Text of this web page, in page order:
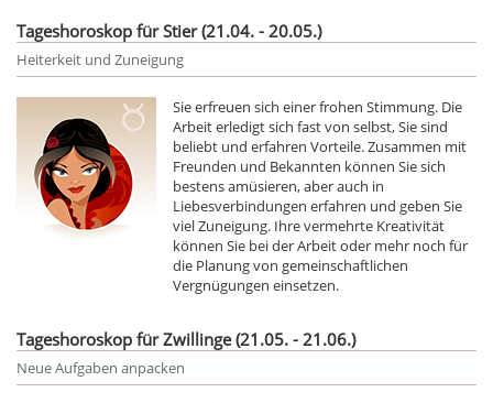
Tageshoroskop für Stier (21.04. - 20.05.)
Heiterkeit und Zuneigung
Sie erfreuen sich einer frohen Stimmung. Die
Arbeit erledigt sich fast von selbst, Sie sind
beliebt und erfahren Vorteile. Zusammen mit
Freunden und Bekannten können Sie sich
bestens amüsieren, aber auch in
Liebesverbindungen erfahren und geben Sie
viel Zuneigung. Ihre vermehrte Kreativität
können Sie bei der Arbeit oder mehr noch für
die Planung von gemeinschaftlichen
Vergnügungen einsetzen.
Tageshoroskop für Zwillinge (21.05. - 21.06.)
Neue Aufgaben anpacken